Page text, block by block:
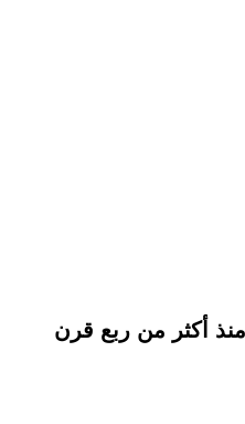
أكثر من ربع قرن